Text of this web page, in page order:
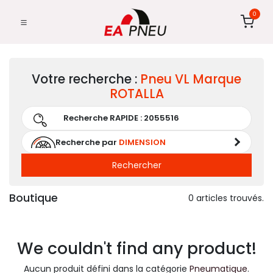
0
Votre recherche : Pneu VL Marque
ROTALLA
Recherche par DIMENSION
Rechercher
Boutique 0 articles trouvés.
We couldn't find any product!
Aucun produit défini dans la catégorie Pneumatique.